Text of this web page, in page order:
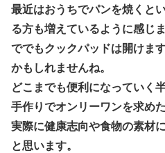
最近はおうちでパンを焼くと
る方も増えているように感じ
ででもクックパッドは開けま
かもしれませんね。
どこまでも便利になっていく
手作りでオンリーワンを求め
実際に健康志向や食物の素材
と思います。